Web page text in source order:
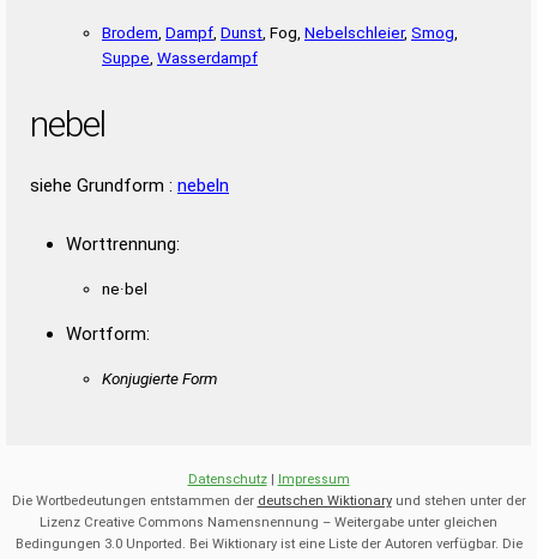
Brodem Dampf Dunst , Fog, Nebelschleier, Smog
Suppe Wasserdampf
nebel
siehe Grundform : nebeln
Worttrennung:
ne·bel
Wortform:
Konjugierte Form
Datenschutz| Impressum
Die Wortbedeutungen entstammen der deutschen Wiktionaryund stehen unter der
Lizenz Creative Commons Namensnennung – Weitergabe unter gleichen
Bedingungen 3.0 Unported. Bei Wiktionary ist eine Liste der Autoren verfügbar. Die